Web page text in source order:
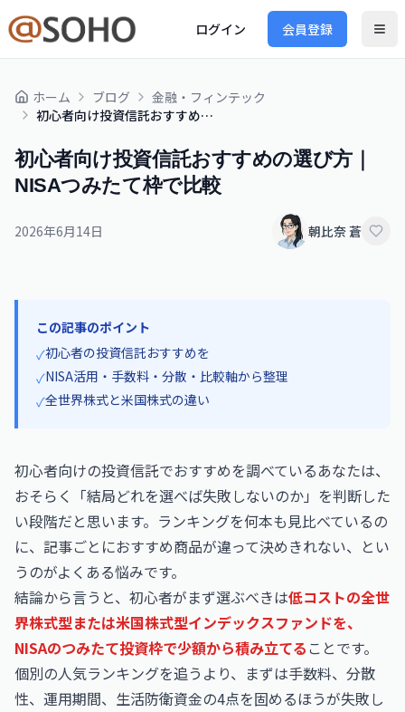
ログイン 会員登録
ホーム ブログ
金融・フィンテック
初心者向け投資信託おすすめの選び方｜NISAつみたて枠で比較
初心者向け投資信託おすすめの選び方｜
NISAつみたて枠で比較
2026年6月14日 朝比奈 蒼
この記事のポイント
✓初心者の投資信託おすすめを
✓NISA活用・手数料・分散・比較軸から整理
✓全世界株式と米国株式の違い
初心者向けの投資信託でおすすめを調べているあなたは、
おそらく「結局どれを選べば失敗しないのか」を判断した
い段階だと思います。ランキングを何本も見比べているの
に、記事ごとにおすすめ商品が違って決めきれない、とい
うのがよくある悩みです。
結論から言うと、初心者がまず選ぶべきは低コストの全世
界株式型または米国株式型インデックスファンドを、
NISAのつみたて投資枠で少額から積み立てる ことです。
個別の人気ランキングを追うより、まずは手数料、分散
性、運用期間、生活防衛資金の4点を固めるほうが失敗し